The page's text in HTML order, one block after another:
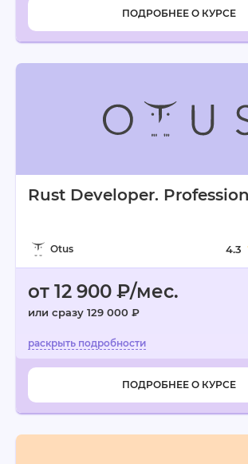
ПОДРОБНЕЕ О КУРСЕ
Rust Developer.
Otus 4.3
от 12 900 ₽/мес.
или сразу 129 000 ₽
ПОДРОБНЕЕ О КУРСЕ